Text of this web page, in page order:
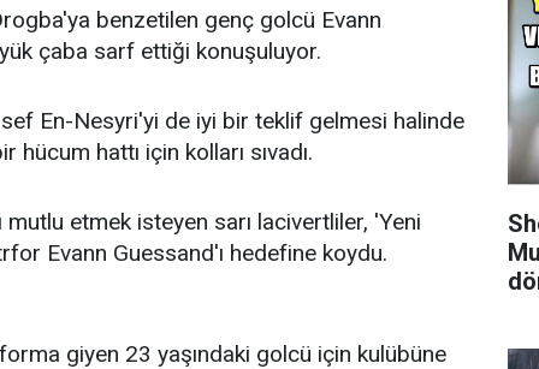
benzetilen genç golcü Evann
çaba sarf ettiği konuşuluyor.
En-Nesyri'yi de iyi bir teklif gelmesi halinde
hattı için kolları sıvadı.
etmek isteyen sarı lacivertliler, 'Yeni
Evann Guessand'ı hedefine koydu.
giyen 23 yaşındaki golcü için kulübüne